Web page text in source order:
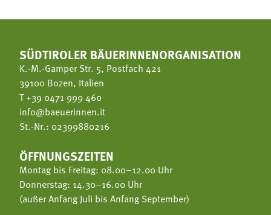
SÜDTIROLER BÄUERINNENORGANISATION
K.-M.-Gamper Str. 5, Postfach 421
39100 Bozen, Italien
T+39 0471 999 460
info@baeuerinnen.it
St.-Nr.: 02399880216
ÖFFNUNGSZEITEN
Montag bis Freitag: 08.00–12.00 Uhr
Donnerstag: 14.30–16.00 Uhr
(außer Anfang Juli bis Anfang September)